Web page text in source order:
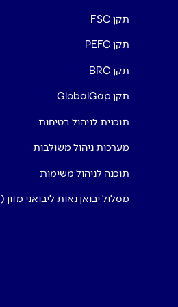
תקן FSC
תקן PEFC
תקן BRC
תקן GlobalGap
תוכנית לניהול בטיחות
מערכות ניהול משולבות
תוכנה לניהול משימות
מסלול יבואן נאות ליבואני מזון (GIP)